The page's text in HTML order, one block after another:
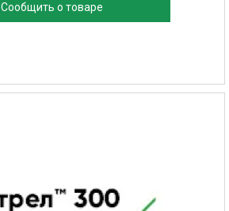
Сообщить о товаре